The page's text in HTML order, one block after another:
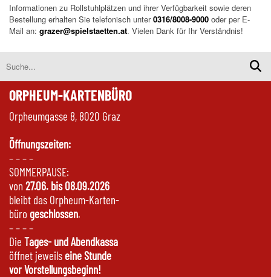
Informationen zu Rollstuhlplätzen und ihrer Verfügbarkeit sowie deren
Bestellung erhalten Sie telefonisch unter0316/8008-9000 oder per E-
Mail an: grazer@spielstaetten.at. Vielen Dank für Ihr Verständnis!
ORPHEUM-KARTENBÜRO
Orpheumgasse 8, 8020 Graz
Öffnungszeiten:
– – – –
SOMMERPAUSE:
von 27.06. bis 08.09.2026
bleibt das Orpheum-Karten-
büro geschlossen.
– – – –
Die Tages- und Abendkassa
öffnet jeweils eine Stunde
vor Vorstellungsbeginn!